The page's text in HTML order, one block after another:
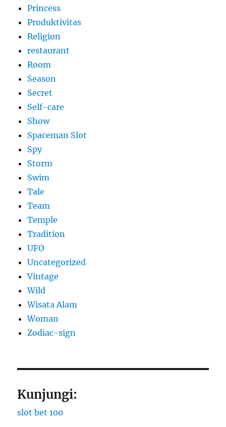
Princess
Produktivitas
Religion
restaurant
Room
Season
Secret
Self-care
Show
Spaceman Slot
Spy
Storm
Swim
Tale
Team
Temple
Tradition
UFO
Uncategorized
Vintage
Wild
Wisata Alam
Woman
Zodiac-sign
Kunjungi:
slot bet 100